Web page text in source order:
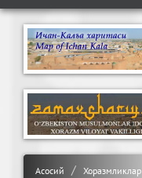
Асосий Хоразмликлар